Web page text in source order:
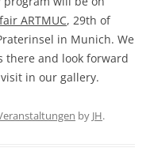
ARTMUC, 29th of
in Munich. We
there and look forward
in our gallery.
by JH.